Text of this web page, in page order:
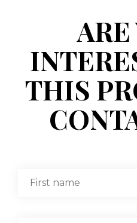
THIS